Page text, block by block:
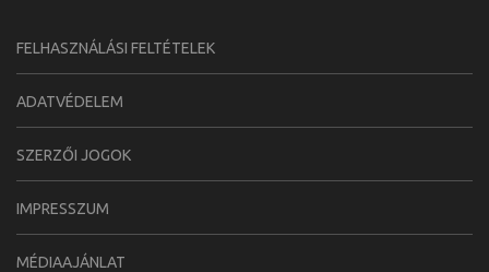
FELHASZNÁLÁSI FELTÉTELEK
ADATVÉDELEM
SZERZŐI JOGOK
IMPRESSZUM
MÉDIAAJÁNLAT